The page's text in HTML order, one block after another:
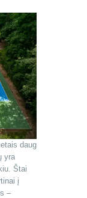
daug
yra
Štai
į
–